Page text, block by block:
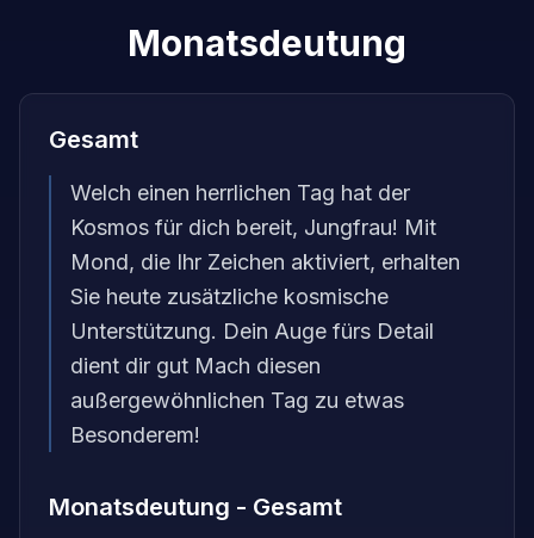
Monatsdeutung
Gesamt
Welch einen herrlichen Tag hat der
Kosmos für dich bereit, Jungfrau! Mit
Mond, die Ihr Zeichen aktiviert, erhalten
Sie heute zusätzliche kosmische
Unterstützung. Dein Auge fürs Detail
dient dir gut Mach diesen
außergewöhnlichen Tag zu etwas
Besonderem!
Monatsdeutung - Gesamt